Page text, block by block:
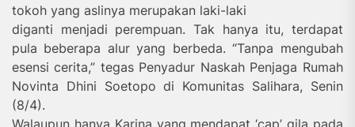
tokoh yang aslinya merupakan laki-laki
diganti menjadi perempuan. Tak hanya itu, terdapat
pula beberapa alur yang berbeda. “Tanpa mengubah
esensi cerita,” tegas Penyadur Naskah Penjaga Rumah
Novinta Dhini Soetopo di Komunitas Salihara, Senin
(8/4).
Walaupun hanya Karina yang mendapat ‘cap’ gila pada